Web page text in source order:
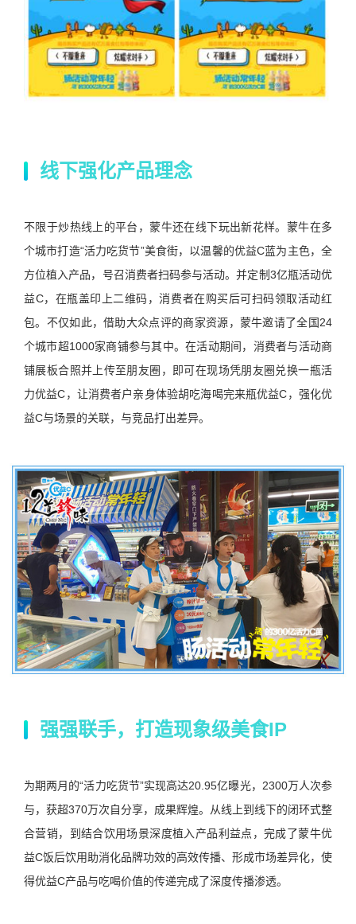
线下强化产品理念
不限于炒热线上的平台，蒙牛还在线下玩出新花样。蒙牛在多
个城市打造“活力吃货节”美食街，以温馨的优益C蓝为主色，全
方位植入产品，号召消费者扫码参与活动。并定制3亿瓶活动优
益C，在瓶盖印上二维码，消费者在购买后可扫码领取活动红
包。不仅如此，借助大众点评的商家资源，蒙牛邀请了全国24
个城市超1000家商铺参与其中。在活动期间，消费者与活动商
铺展板合照并上传至朋友圈，即可在现场凭朋友圈兑换一瓶活
力优益C，让消费者户亲身体验胡吃海喝完来瓶优益C，强化优
益C与场景的关联，与竞品打出差异。
强强联手，打造现象级美食IP
为期两月的“活力吃货节”实现高达20.95亿曝光，2300万人次参
与，获超370万次自分享，成果辉煌。从线上到线下的闭环式整
合营销，到结合饮用场景深度植入产品利益点，完成了蒙牛优
益C饭后饮用助消化品牌功效的高效传播、形成市场差异化，使
得优益C产品与吃喝价值的传递完成了深度传播渗透。